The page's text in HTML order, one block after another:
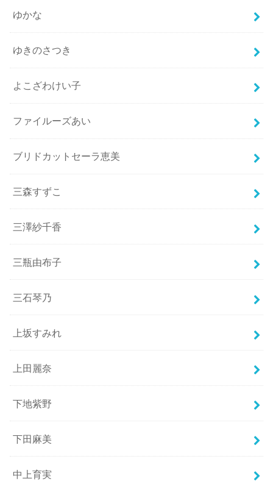
ゆかな
ゆきのさつき
よこざわけい子
ファイルーズあい
ブリドカットセーラ恵美
三森すずこ
三澤紗千香
三瓶由布子
三石琴乃
上坂すみれ
上田麗奈
下地紫野
下田麻美
中上育実